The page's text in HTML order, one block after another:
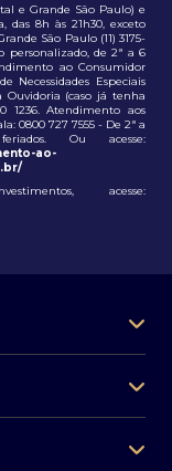
e Grande São Paulo) e
das 8h às 21h30, exceto
São Paulo (11) 3175-
personalizado, de 2ª a 6
ao Consumidor
Necessidades Especiais
Ouvidoria (caso já tenha
1236. Atendimento aos
0800 727 7555 - De 2ª a
Ou acesse:
ao-
acesse: